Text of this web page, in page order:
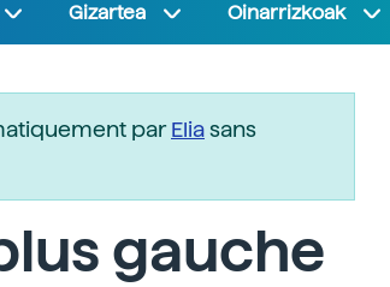
Gizartea Oinarrizkoak
parEliasans
gauche